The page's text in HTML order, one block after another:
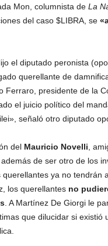
Mon, columnista de La
del caso $LIBRA, se
el diputado peronista
querellante de
Ferraro, presidente de la
el juicio político del
señaló otro diputado
del Mauricio Novelli ,
de ser otro de los
ya no tendrán
los querellantes no
. A Martínez De Giorgi le
que dilucidar si existió